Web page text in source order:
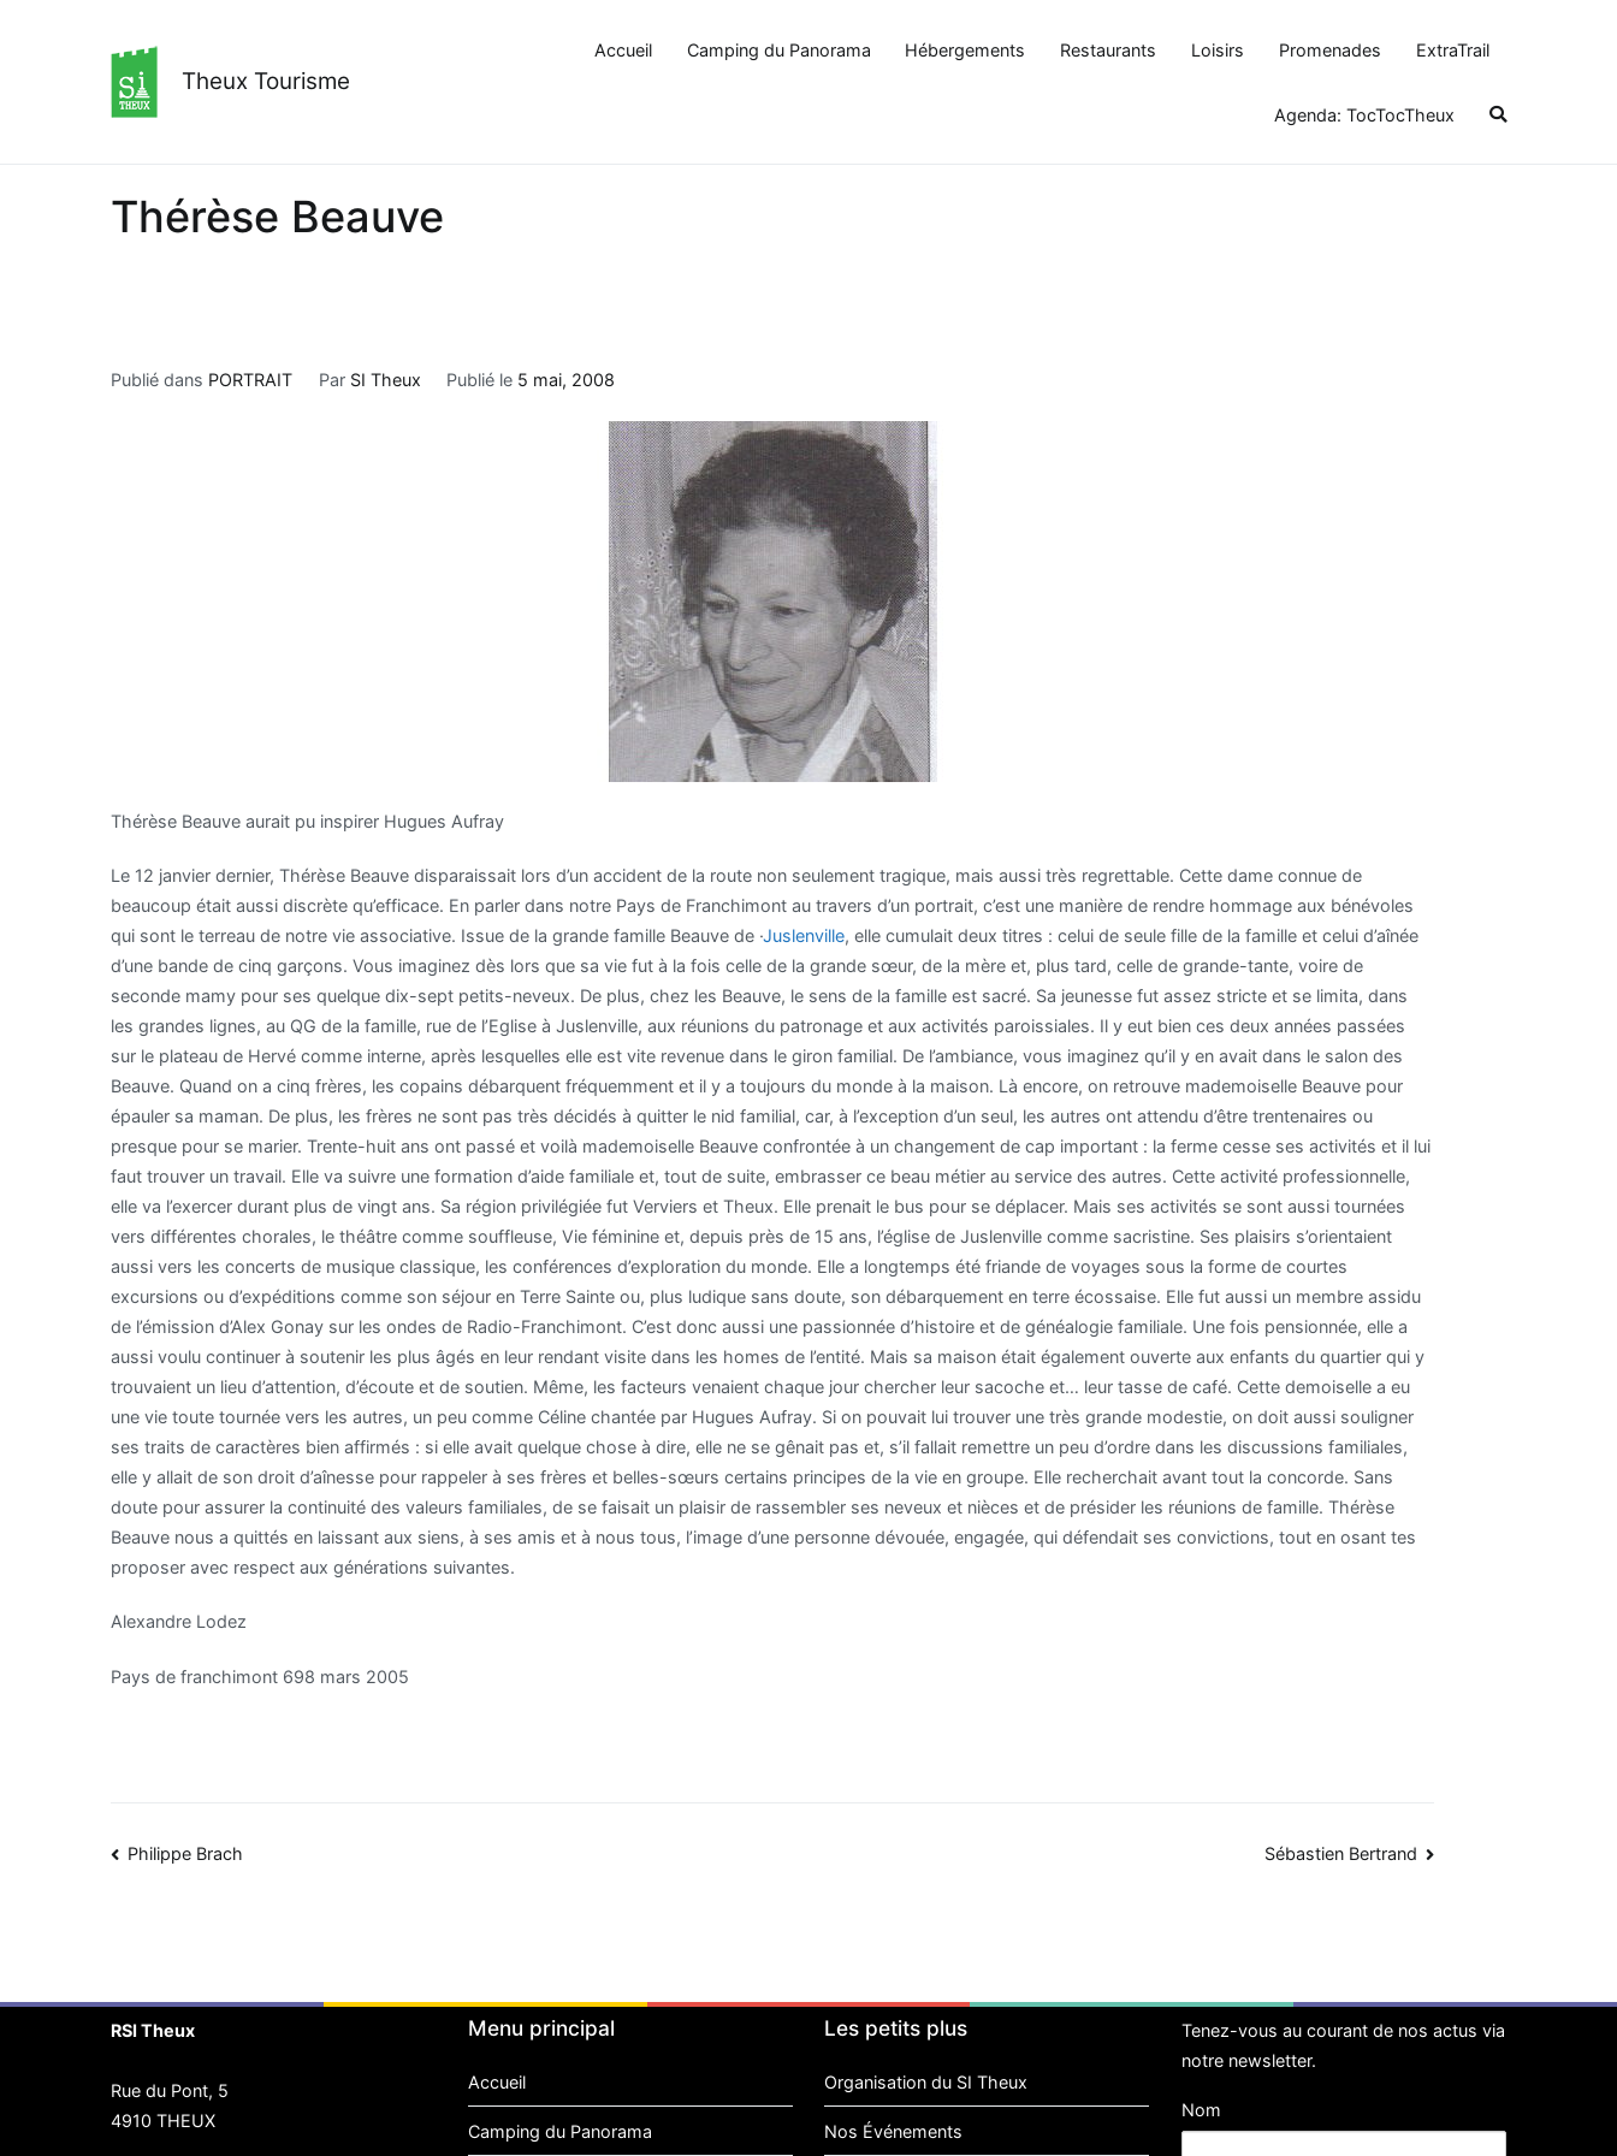
Theux Tourisme
Accueil Camping du Panorama Hébergements Restaurants Loisirs Promenades ExtraTrail
Agenda: TocTocTheux
Thérèse Beauve
Publié dans PORTRAIT Par SI Theux Publié le 5 mai, 2008
Thérèse Beauve aurait pu inspirer Hugues Aufray
Le 12 janvier dernier, Thérèse Beauve disparaissait lors d’un accident de la route non seulement tragique, mais aussi très regrettable. Cette dame connue de
beaucoup était aussi discrète qu’efficace. En parler dans notre Pays de Franchimont au travers d’un portrait, c’est une manière de rendre hommage aux bénévoles
qui sont le terreau de notre vie associative. Issue de la grande famille Beauve de ·Juslenville, elle cumulait deux titres : celui de seule fille de la famille et celui d’aînée
d’une bande de cinq garçons. Vous imaginez dès lors que sa vie fut à la fois celle de la grande sœur, de la mère et, plus tard, celle de grande-tante, voire de
seconde mamy pour ses quelque dix-sept petits-neveux. De plus, chez les Beauve, le sens de la famille est sacré. Sa jeunesse fut assez stricte et se limita, dans
les grandes lignes, au QG de la famille, rue de l’Eglise à Juslenville, aux réunions du patronage et aux activités paroissiales. Il y eut bien ces deux années passées
sur le plateau de Hervé comme interne, après lesquelles elle est vite revenue dans le giron familial. De l’ambiance, vous imaginez qu’il y en avait dans le salon des
Beauve. Quand on a cinq frères, les copains débarquent fréquemment et il y a toujours du monde à la maison. Là encore, on retrouve mademoiselle Beauve pour
épauler sa maman. De plus, les frères ne sont pas très décidés à quitter le nid familial, car, à l’exception d’un seul, les autres ont attendu d’être trentenaires ou
presque pour se marier. Trente-huit ans ont passé et voilà mademoiselle Beauve confrontée à un changement de cap important : la ferme cesse ses activités et il lui
faut trouver un travail. Elle va suivre une formation d’aide familiale et, tout de suite, embrasser ce beau métier au service des autres. Cette activité professionnelle,
elle va l’exercer durant plus de vingt ans. Sa région privilégiée fut Verviers et Theux. Elle prenait le bus pour se déplacer. Mais ses activités se sont aussi tournées
vers différentes chorales, le théâtre comme souffleuse, Vie féminine et, depuis près de 15 ans, l’église de Juslenville comme sacristine. Ses plaisirs s’orientaient
aussi vers les concerts de musique classique, les conférences d’exploration du monde. Elle a longtemps été friande de voyages sous la forme de courtes
excursions ou d’expéditions comme son séjour en Terre Sainte ou, plus ludique sans doute, son débarquement en terre écossaise. Elle fut aussi un membre assidu
de l’émission d’Alex Gonay sur les ondes de Radio-Franchimont. C’est donc aussi une passionnée d’histoire et de généalogie familiale. Une fois pensionnée, elle a
aussi voulu continuer à soutenir les plus âgés en leur rendant visite dans les homes de l’entité. Mais sa maison était également ouverte aux enfants du quartier qui y
trouvaient un lieu d’attention, d’écoute et de soutien. Même, les facteurs venaient chaque jour chercher leur sacoche et… leur tasse de café. Cette demoiselle a eu
une vie toute tournée vers les autres, un peu comme Céline chantée par Hugues Aufray. Si on pouvait lui trouver une très grande modestie, on doit aussi souligner
ses traits de caractères bien affirmés : si elle avait quelque chose à dire, elle ne se gênait pas et, s’il fallait remettre un peu d’ordre dans les discussions familiales,
elle y allait de son droit d’aînesse pour rappeler à ses frères et belles-sœurs certains principes de la vie en groupe. Elle recherchait avant tout la concorde. Sans
doute pour assurer la continuité des valeurs familiales, de se faisait un plaisir de rassembler ses neveux et nièces et de présider les réunions de famille. Thérèse
Beauve nous a quittés en laissant aux siens, à ses amis et à nous tous, l’image d’une personne dévouée, engagée, qui défendait ses convictions, tout en osant tes
proposer avec respect aux générations suivantes.
Alexandre Lodez
Pays de franchimont 698 mars 2005
Navigation
Philippe Brach Sébastien Bertrand
RSI Theux
Rue du Pont, 5
4910 THEUX
Menu principal
Accueil
Camping du Panorama
Les petits plus
Organisation du SI Theux
Nos Événements
Tenez-vous au courant de nos actus via
notre newsletter.
Nom